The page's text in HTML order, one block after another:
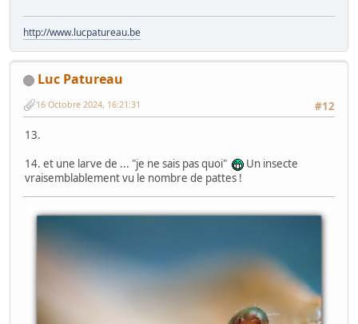
http://www.lucpatureau.be
Luc Patureau
#12
16 Octobre 2024, 16:21:31
13.
14. et une larve de ... "je ne sais pas quoi"
Un insecte
vraisemblablement vu le nombre de pattes !